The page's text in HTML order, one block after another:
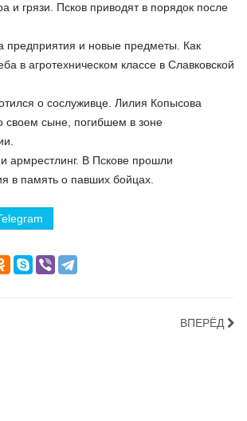
и грязи. Псков приводят в порядок после
предприятия и новые предметы. Как
в агротехническом классе в Славковской
о сослуживце. Лилия Копысова
своем сыне, погибшем в зоне
армрестлинг. В Пскове прошли
в память о павших бойцах.
ВПЕРЁД